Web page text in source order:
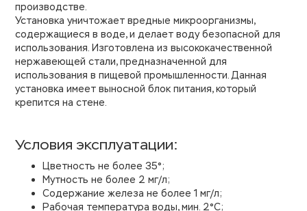
производстве.
Установка уничтожает вредные микроорганизмы,
содержащиеся в воде, и делает воду безопасной для
использования. Изготовлена из высококачественной
нержавеющей стали, предназначенной для
использования в пищевой промышленности. Данная
установка имеет выносной блок питания, который
крепится на стене.
Условия эксплуатации:
Цветность не более 35°;
Мутность не более 2 мг/л;
Содержание железа не более 1 мг/л;
Рабочая температура воды, мин. 2°С;